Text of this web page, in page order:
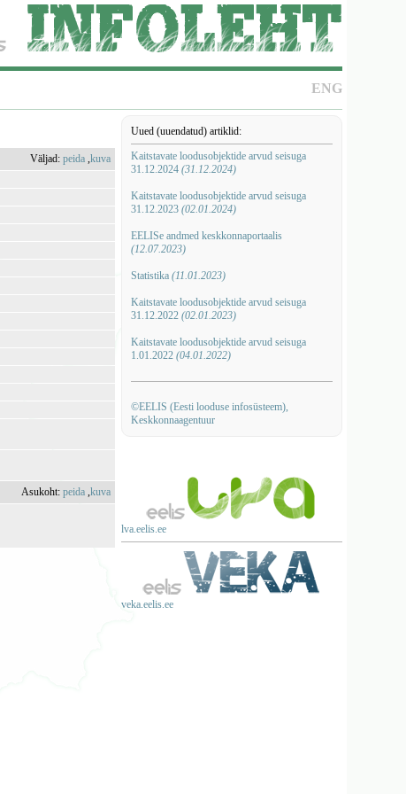
ENG
Uued (uuendatud) artiklid:
Kaitstavate loodusobjektide arvud seisuga
31.12.2024 (31.12.2024)
Kaitstavate loodusobjektide arvud seisuga
31.12.2023 (02.01.2024)
EELISe andmed keskkonnaportaalis
(12.07.2023)
Statistika (11.01.2023)
Kaitstavate loodusobjektide arvud seisuga
31.12.2022 (02.01.2023)
Kaitstavate loodusobjektide arvud seisuga
1.01.2022 (04.01.2022)
©EELIS (Eesti looduse infosüsteem),
Keskkonnaagentuur
lva.eelis.ee
veka.eelis.ee
Väljad:peida ,kuva
Asukoht:peida ,kuva